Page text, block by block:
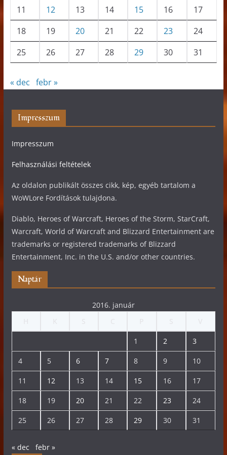
11
12 13 14 15 16
17
18
19 20 21 22 23
24
25
26 27 28 29 30 31
« dec febr »
Impresszum
Impresszum
Felhasználási feltételek
Az oldalon publikált összes cikk, kép, egyéb tartalom a
WoWLore Fordítások tulajdona.
Diablo, Heroes of Warcraft, Heroes of the Storm, StarCraft,
Warcraft, World of Warcraft and Blizzard Entertainment are
trademarks or registered trademarks of Blizzard
Entertainment, Inc. in the U.S. and/or other countries.
Naptár
2016. január
1 2 3
4 5 6 7 8 9 10
11 12 13 14 15 16 17
18 19 20 21 22 23 24
25 26 27 28 29 30 31
« dec febr »